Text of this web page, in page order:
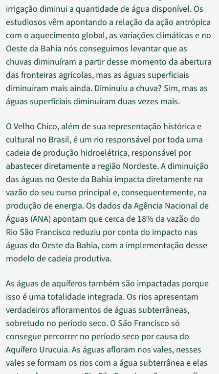
irrigação diminui a quantidade de água disponível. Os
estudiosos vêm apontando a relação da ação antrópica
com o aquecimento global, as variações climáticas e no
Oeste da Bahia nós conseguimos levantar que as
chuvas diminuíram a partir desse momento da abertura
das fronteiras agrícolas, mas as águas superficiais
diminuíram mais ainda. Diminuiu a chuva? Sim, mas as
águas superficiais diminuíram duas vezes mais.
O Velho Chico, além de sua representação histórica e
cultural no Brasil, é um rio responsável por toda uma
cadeia de produção hidroelétrica, responsável por
abastecer diretamente a região Nordeste. A diminuição
das águas no Oeste da Bahia impacta diretamente na
vazão do seu curso principal e, consequentemente, na
produção de energia. Os dados da Agência Nacional de
Águas (ANA) apontam que cerca de 18% da vazão do
Rio São Francisco reduziu por conta do impacto nas
águas do Oeste da Bahia, com a implementação desse
modelo de cadeia produtiva.
As águas de aquíferos também são impactadas porque
isso é uma totalidade integrada. Os rios apresentam
verdadeiros afloramentos de águas subterrâneas,
sobretudo no período seco. O São Francisco só
consegue percorrer no período seco por causa do
Aquífero Urucuia. As águas afloram nos vales, nesses
vales se formam os rios com a água subterrânea e elas